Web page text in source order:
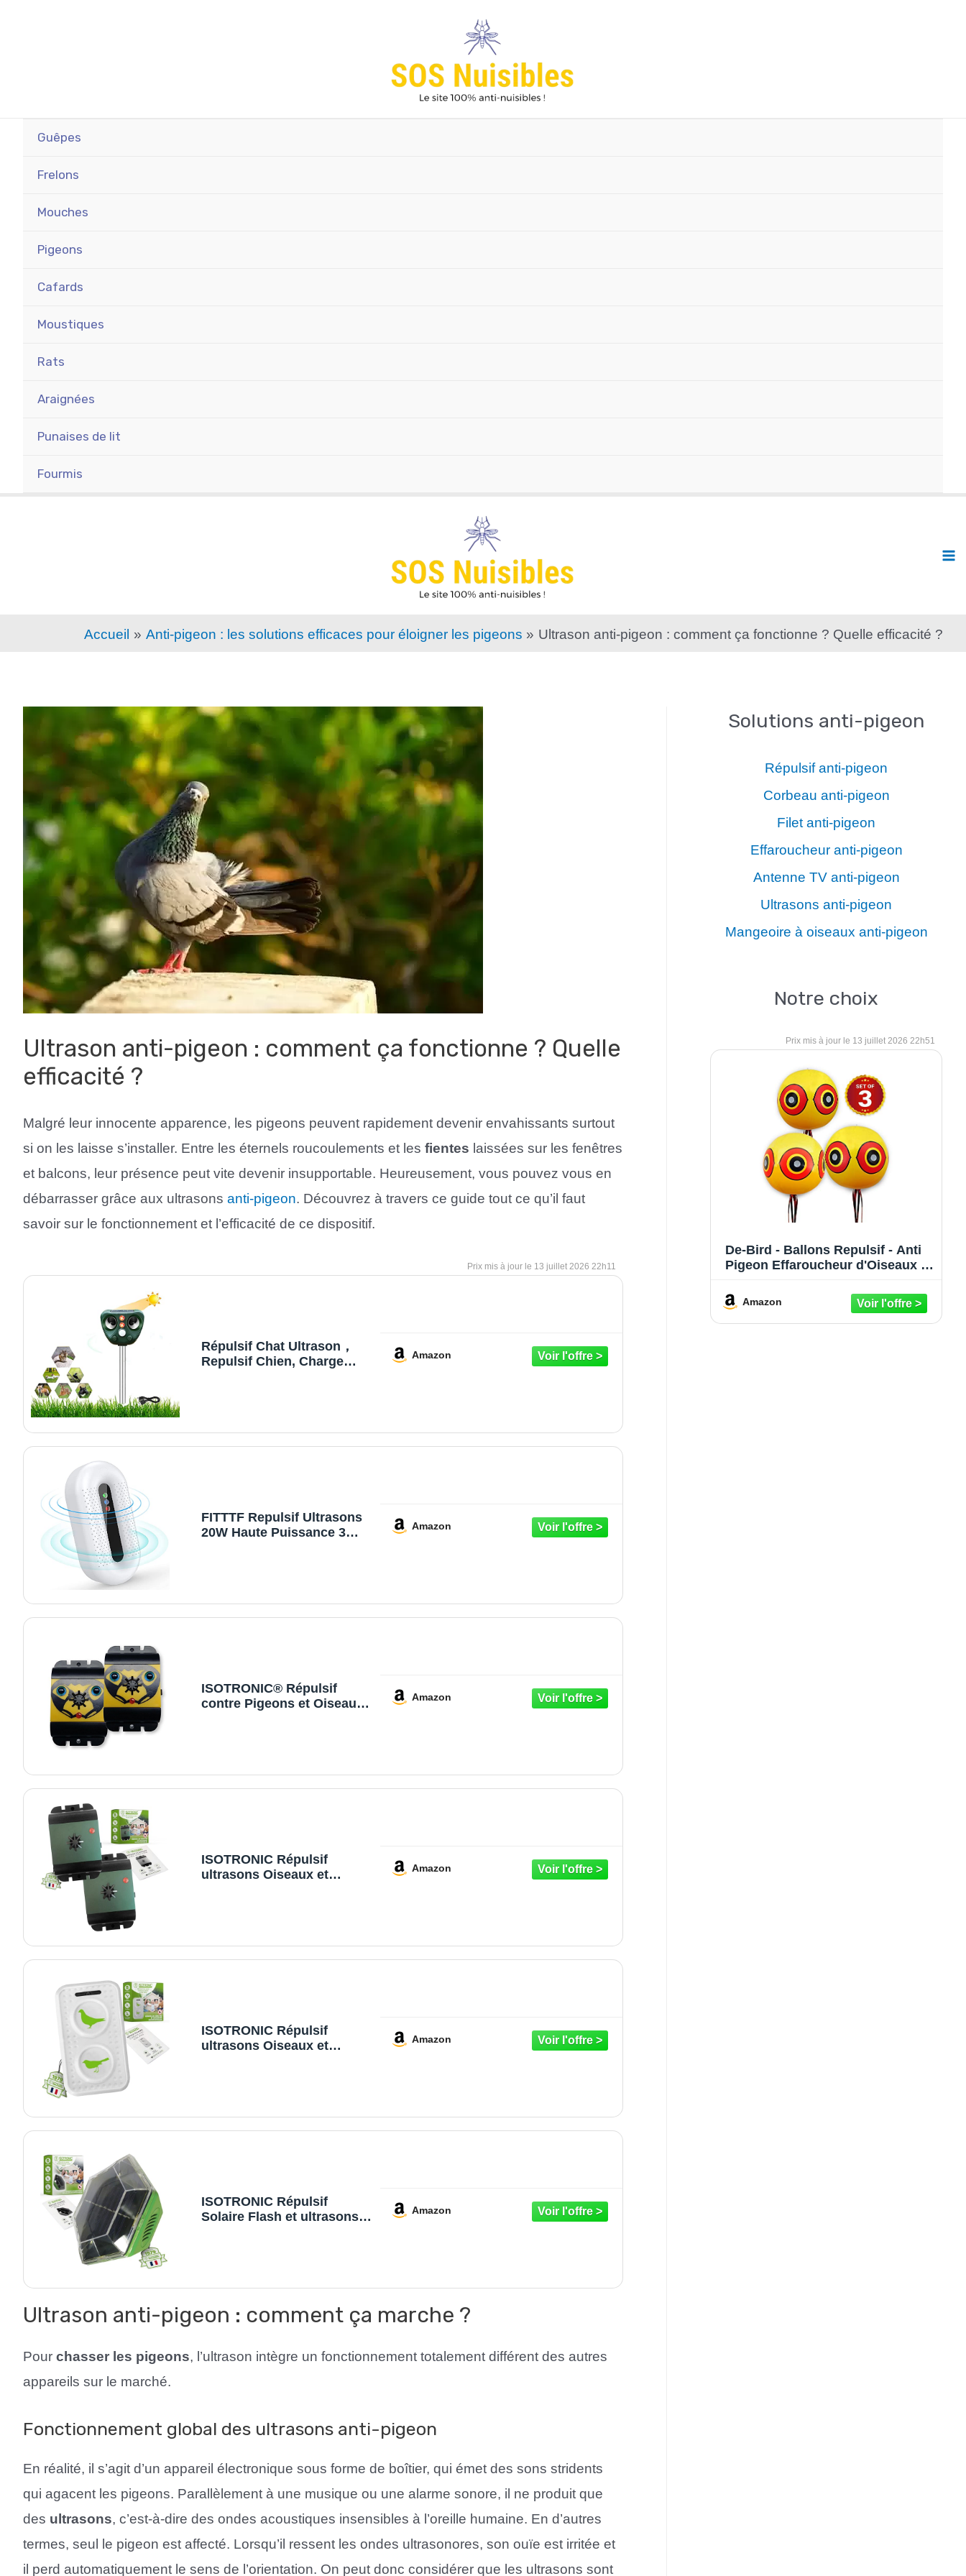
Guêpes
Frelons
Mouches
Pigeons
Cafards
Moustiques
Rats
Araignées
Punaises de lit
Fourmis
Accueil Anti-pigeon : les solutions efficaces pour éloigner les pigeons Ultrason anti-pigeon : comment ça fonctionne ? Quelle efficacité ?
Ultrason anti-pigeon : comment ça fonctionne ? Quelle
efficacité ?
Malgré leur innocente apparence, les pigeons peuvent rapidement devenir envahissants surtout
si on les laisse s’installer. Entre les éternels roucoulements et les fientes laissées sur les fenêtres
et balcons, leur présence peut vite devenir insupportable. Heureusement, vous pouvez vous en
débarrasser grâce aux ultrasons anti-pigeon. Découvrez à travers ce guide tout ce qu’il faut
savoir sur le fonctionnement et l’efficacité de ce dispositif.
13 juillet 2026 22h11
Répulsif Chat Ultrason，
Repulsif Chien, Charge
Pépinières
Amazon
FITTTF Repulsif Ultrasons
20W Haute Puissance 3
Chat, Insectes Nuisibles
Amazon
ISOTRONIC® Répulsif
contre Pigeons et Oiseaux
contre l'effet
Amazon
ISOTRONIC Répulsif
ultrasons Oiseaux et
Portée 40 m² – Lot de 2
Amazon
ISOTRONIC Répulsif
ultrasons Oiseaux et
Portée 50 m² – Lot de 1
Amazon
ISOTRONIC Répulsif
Solaire Flash et ultrasons –
Amazon
Ultrason anti-pigeon : comment ça marche ?
Pour chasser les pigeons, l’ultrason intègre un fonctionnement totalement différent des autres
appareils sur le marché.
Fonctionnement global des ultrasons anti-pigeon
En réalité, il s’agit d’un appareil électronique sous forme de boîtier, qui émet des sons stridents
qui agacent les pigeons. Parallèlement à une musique ou une alarme sonore, il ne produit que
des ultrasons, c’est-à-dire des ondes acoustiques insensibles à l’oreille humaine. En d’autres
termes, seul le pigeon est affecté. Lorsqu’il ressent les ondes ultrasonores, son ouïe est irritée et
il perd automatiquement le sens de l’orientation. On peut donc considérer que les ultrasons sont
Solutions anti-pigeon
Répulsif anti-pigeon
Corbeau anti-pigeon
Filet anti-pigeon
Effaroucheur anti-pigeon
Antenne TV anti-pigeon
Ultrasons anti-pigeon
Mangeoire à oiseaux anti-pigeon
Notre choix
13 juillet 2026 22h51
De-Bird - Ballons Repulsif - Anti
Pigeon Effaroucheur d'Oiseaux -
et plus - à utiliser avec
ultrason/pic/filet - Paquet de 3
Amazon